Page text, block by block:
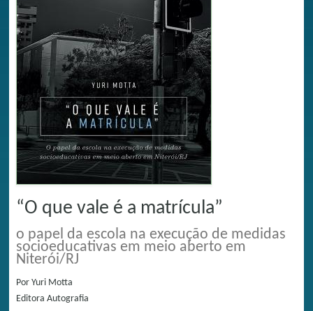
“O que vale é a matrícula”
o papel da escola na execução de medidas
socioeducativas em meio aberto em
Niterói/RJ
Por Yuri Motta
Editora Autografia